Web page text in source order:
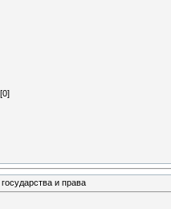
[0]
и права